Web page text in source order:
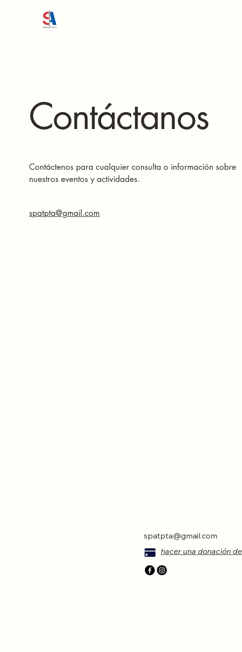
Contáctanos
Contáctenos para cualquier consulta o información sobre
nuestros eventos y actividades.
spatpta@gmail.com
spatpta@gmail.com
hacer una donación